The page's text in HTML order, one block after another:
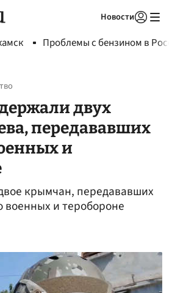
Новости
Проблемы с бензином в
двух
передававших
и
крымчан, передававших
военных и теробороне